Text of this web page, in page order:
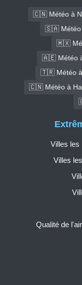
🇨🇳 Météo à
🇸🇦 Météo
🇲🇽
🇦🇪 Météo
🇹🇷 Météo à
🇨🇳 Météo à
Villes les
Villes
Qualité de